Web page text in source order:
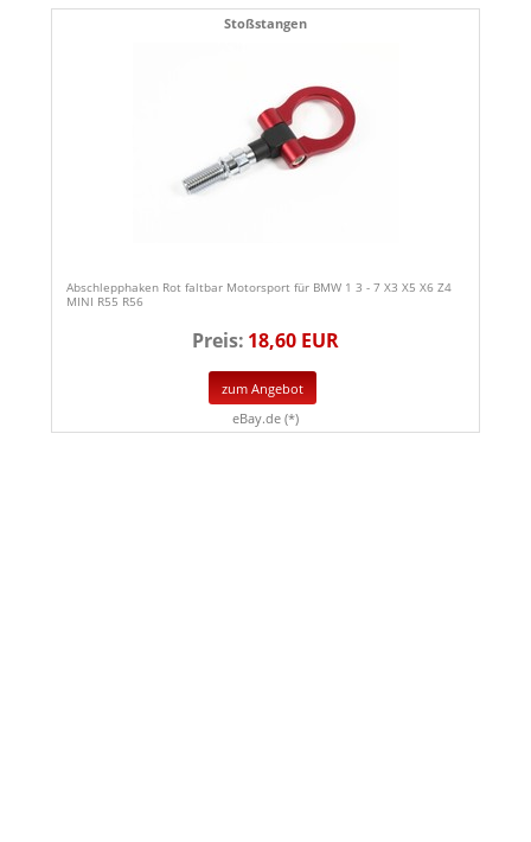
Stoßstangen
Abschlepphaken Rot faltbar Motorsport für BMW 1 3 - 7 X3 X5 X6 Z4
MINI R55 R56
Preis: 18,60 EUR
zum Angebot
eBay.de (*)